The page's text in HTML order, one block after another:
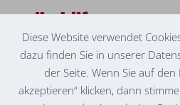
PFLEGEBEREICH
LAND PRÄSENTIERT
Diese Website verwendet
dazu finden Sie in unserer
der Seite. Wenn Sie auf den
akzeptieren“ klicken, dann